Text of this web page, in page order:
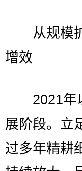
从规模扩
增效
2021年以
展阶段。立
过多年精耕